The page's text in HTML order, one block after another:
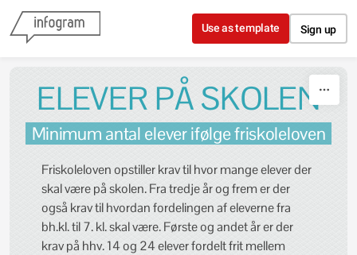
Skip to content
Use as template Sign up
ELEVER PÅ SKOLEN
Minimum antal elever ifølge friskoleloven
Friskoleloven opstiller krav til hvor mange elever der
skal være på skolen. Fra tredje år og frem er der
også krav til hvordan fordelingen af eleverne fra
bh.kl. til 7. kl. skal være. Første og andet år er der
krav på hhv. 14 og 24 elever fordelt frit mellem